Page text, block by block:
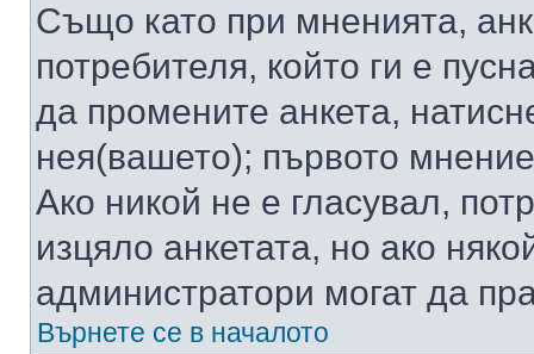
Също като при мненията,
потребителя, който ги е
да промените анкета,
нея(вашето); първото
Ако никой не е гласувал,
изцяло анкетата, но ако
администратори могат да
Върнете се в началото